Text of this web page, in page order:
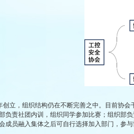
创立，组织结构仍在不断完善之中。目前协
负责社团内训，组织同学参加比赛；组织部
成员融入集体之后可自行选择加入部门，参与